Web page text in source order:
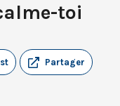
toi
Partager